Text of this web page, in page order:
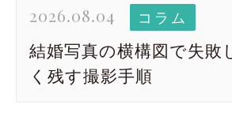
2026.08.04 コラム
結婚写真の横構図で失
く残す撮影手順